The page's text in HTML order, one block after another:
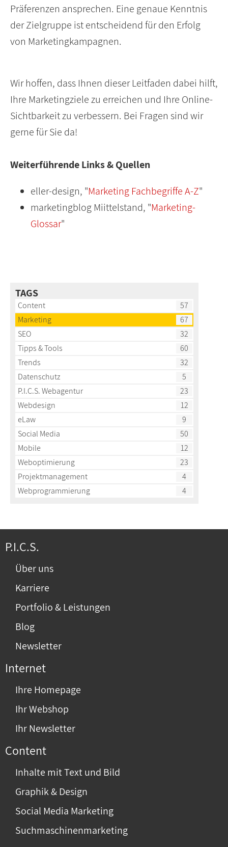
Präferenzen ansprechen. Eine genaue Kenntnis
der Zielgruppe ist entscheidend für den Erfolg
von Marketingkampagnen.
Wir hoffen, dass Ihnen dieser Leitfaden dabei hilft,
Ihre Marketingziele zu erreichen und Ihre Online-
Sichtbarkeit zu verbessern. Bei Fragen sind wir
gerne für Sie da!
Weiterführende Links & Quellen
eller-design, "Marketing Fachbegriffe A-Z"
marketingblog Miittelstand, "Marketing-
Glossar"
TAGS
Content
57
Marketing
67
SEO
32
Tipps & Tools
60
Trends
32
Datenschutz
5
P.I.C.S. Webagentur
23
Webdesign
12
eLaw
9
Social Media
50
Mobile
12
Weboptimierung
23
Projektmanagement
4
Webprogrammierung
4
P.I.C.S.
Über uns
Karriere
Portfolio & Leistungen
Blog
Newsletter
Internet
Ihre Homepage
Ihr Webshop
Ihr Newsletter
Content
Inhalte mit Text und Bild
Graphik & Design
Social Media Marketing
Suchmaschinenmarketing